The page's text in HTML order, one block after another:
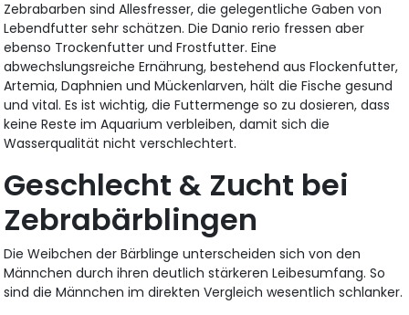
Zebrabarben sind Allesfresser, die gelegentliche Gaben von
Lebendfutter sehr schätzen. Die Danio rerio fressen aber
ebenso Trockenfutter und Frostfutter. Eine
abwechslungsreiche Ernährung, bestehend aus Flockenfutter,
Artemia, Daphnien und Mückenlarven, hält die Fische gesund
und vital. Es ist wichtig, die Futtermenge so zu dosieren, dass
keine Reste im Aquarium verbleiben, damit sich die
Wasserqualität nicht verschlechtert.
Geschlecht & Zucht bei
Zebrabärblingen
Die Weibchen der Bärblinge unterscheiden sich von den
Männchen durch ihren deutlich stärkeren Leibesumfang. So
sind die Männchen im direkten Vergleich wesentlich schlanker.